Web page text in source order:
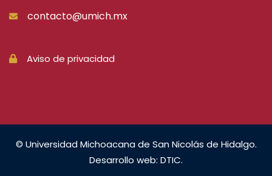
contacto@umich.mx
Aviso de privacidad
© Universidad Michoacana de San Nicolás de Hidalgo.
Desarrollo web: DTIC.